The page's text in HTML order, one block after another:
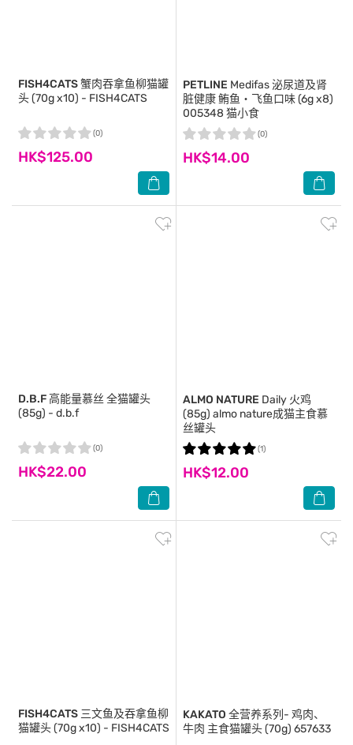
FISH4CATS蟹肉吞拿鱼柳猫罐
头 (70g x10) - FISH4CATS
HK$125.00
(0)
PETLINE Medifas 泌尿道及肾
脏健康 鲔鱼‧飞鱼口味 (6g x8)
005348 猫小食
HK$14.00
(0)
D.B.F高能量慕丝 全猫罐头
(85g) - d.b.f
HK$22.00
(0)
ALMO NATURE Daily 火鸡
(85g) almo nature成猫主食慕
丝罐头
HK$12.00
(1)
FISH4CATS 三文鱼及吞拿鱼柳
猫罐头 (70g x10) - FISH4CATS
KAKATO 全营养系列- 鸡肉、
牛肉 主食猫罐头 (70g) 657633